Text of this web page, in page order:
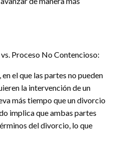
Proceso No Contencioso:
el que las partes no pueden
la intervención de un
más tiempo que un divorcio
implica que ambas partes
del divorcio, lo que